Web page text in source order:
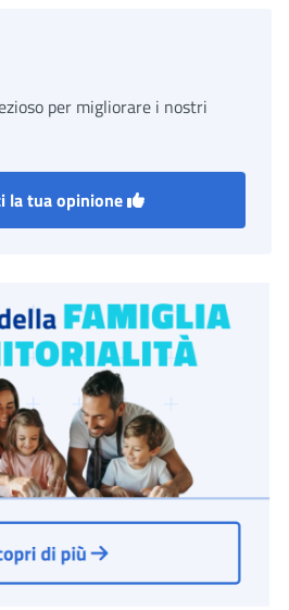
per migliorare i nostri
la tua opinione